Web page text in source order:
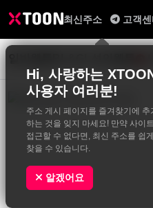
최신주소
Hi, 사랑하는
사용자 여러분!
주소 게시 페이지를 즐겨찾기에 추
하는 것을 잊지 마세요! 만약 사이
접근할 수 없다면, 최신 주소를 쉽게
찾을 수 있습니다.
알겠어요
고객센